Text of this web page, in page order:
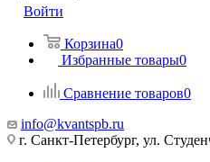
Войти
Корзина0
Избранные товары0
Сравнение товаров0
info@kvantspb.ru
г. Санкт-Петербург, ул.